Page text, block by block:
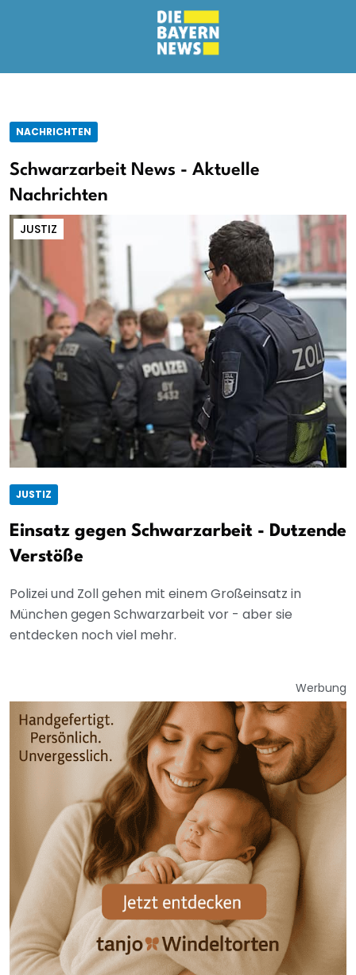
NACHRICHTEN
Schwarzarbeit News - Aktuelle
Nachrichten
JUSTIZ
JUSTIZ
Einsatz gegen Schwarzarbeit - Dutzende
Verstöße
Polizei und Zoll gehen mit einem Großeinsatz in
München gegen Schwarzarbeit vor - aber sie
entdecken noch viel mehr.
Werbung